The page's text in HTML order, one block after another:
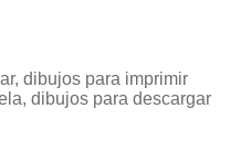
dibujos para imprimir
dibujos para descargar